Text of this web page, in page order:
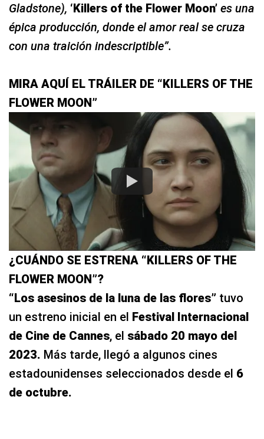
Gladstone), ‘Killers of the Flower Moon’ es una
épica producción, donde el amor real se cruza
con una traición indescriptible”.
MIRA AQUÍ EL TRÁILER DE “KILLERS OF THE
FLOWER MOON”
¿CUÁNDO SE ESTRENA “KILLERS OF THE
FLOWER MOON”?
“Los asesinos de la luna de las flores” tuvo
un estreno inicial en el Festival Internacional
de Cine de Cannes, el sábado 20 mayo del
2023. Más tarde, llegó a algunos cines
estadounidenses seleccionados desde el 6
de octubre.